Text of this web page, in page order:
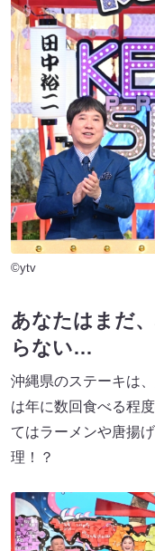
©ytv
あなたはまだ
らない…
沖縄県のステーキは
は年に数回食べる程
てはラーメンや唐揚
理！？